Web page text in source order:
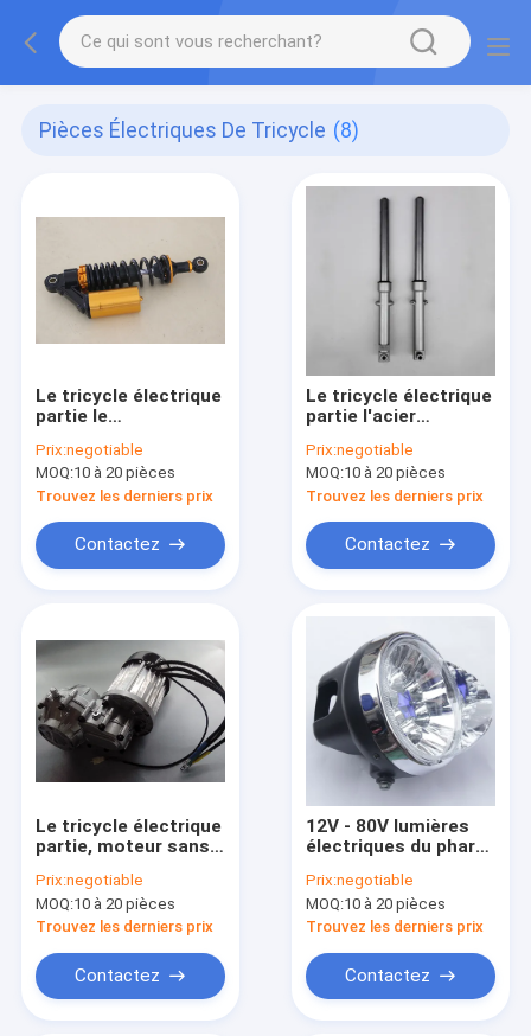
Pièces Électriques De Tricycle (8)
Le tricycle électrique
partie le
arrière d'amortisseur
de bicyclette avec la
certification
TS16949
Prix:negotiable
MOQ:10 à 20 pièces
Trouvez les derniers prix
Contactez
Le tricycle électrique
partie l'acier
fourchettes avant de
sécurité avec
l'amortisseur
Prix:negotiable
MOQ:10 à 20 pièces
Trouvez les derniers prix
Contactez
Le tricycle électrique
partie, moteur sans
l'engrenage 3000RPM
différentiel
Prix:negotiable
MOQ:10 à 20 pièces
Trouvez les derniers prix
Contactez
12V - 80V lumières
électriques du phare
pour des motos
Prix:negotiable
MOQ:10 à 20 pièces
Trouvez les derniers prix
Contactez